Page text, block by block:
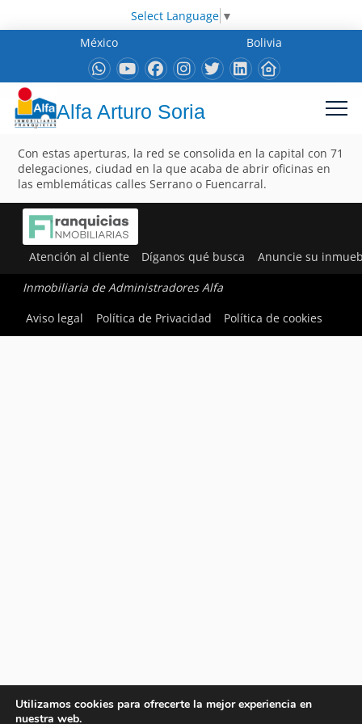
Select Language ▼
México
Bolivia
Alfa Arturo Soria
Con estas aperturas, la red se consolida en la capital con 71
delegaciones, ciudad en la que acaba de abrir oficinas en
las emblemáticas calles Serrano o Fuencarral.
Atención al cliente Díganos qué busca Anuncie su
Inmobiliaria de Administradores Alfa
Aviso legal
Política de Privacidad Política de cookies
Utilizamos cookies para ofrecerte la mejor experiencia en
nuestra web.